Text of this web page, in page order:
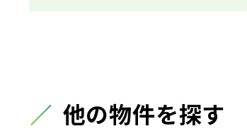
他の物件を探す